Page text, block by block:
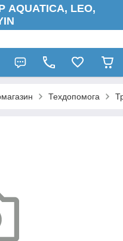
LEO,
Техдопомога